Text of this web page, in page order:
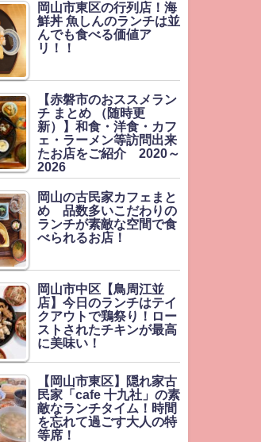
岡山市東区の行列店！海
鮮丼 魚しんのランチは並
んでも食べる価値ア
リ！！
【赤磐市のおススメラン
チ まとめ （随時更
新）】和食・洋食・カフ
ェ・ラーメン等訪問出来
たお店をご紹介 2020～
2026
岡山の古民家カフェまと
め 品数多いこだわりの
ランチが素敵な空間で食
べられるお店！
岡山市中区【鳥周江並
店】今日のランチはテイ
クアウトで鶏祭り！ロー
ストされたチキンが最高
に美味い！
【岡山市東区】隠れ家古
民家「cafe 十九社」の素
敵なランチタイム！時間
を忘れて過ごす大人の特
等席！